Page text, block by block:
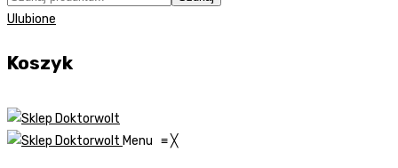
Ulubione
Koszyk
Menu ≡╳